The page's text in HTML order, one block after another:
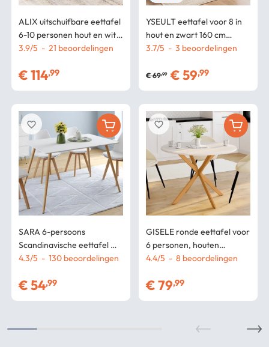
ALIX uitschuifbare eettafel
6-10 personen hout en wit
160-200 cm
3.9/5 - 21 beoordelingen
€114,99
SARA 6-persoons
Scandinavische eettafel wit
120 cm
4.3/5 - 130 beoordelingen
€54,99
favorite_border
YSEULT eettafel voor 8 in
hout en zwart 160 cm
industrieel ontwerp
3.7/5 - 3 beoordelingen
€69,99 €59,99
GISELE ronde eettafel voor
6 personen, houten
spinpoot, wit blad 110 cm
4.4/5 - 8 beoordelingen
€79,99
favorite_border